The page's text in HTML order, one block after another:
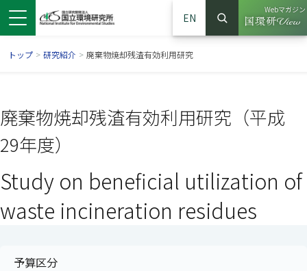
EN
サイト内検索
検索
Webマガジン
（別ウイ
トップ > 研究紹介 > 廃棄物焼却残渣有効利用研究
廃棄物焼却残渣有効利用研究（平成
29年度）
Study on beneficial utilization of
waste incineration residues
予算区分